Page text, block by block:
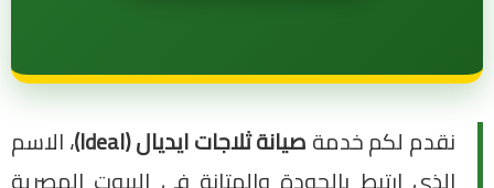
نقدم لكم خدمةصيانة ثلاجات ايديال (Ideal)
، الاسم